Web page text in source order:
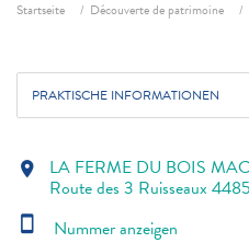
Startseite Découverte de patrimoine
PRAKTISCHE INFORMATIONEN
location_on LA FERME DU BOIS
Route des 3 Ruisseaux
smartphone Nummer anzeigen